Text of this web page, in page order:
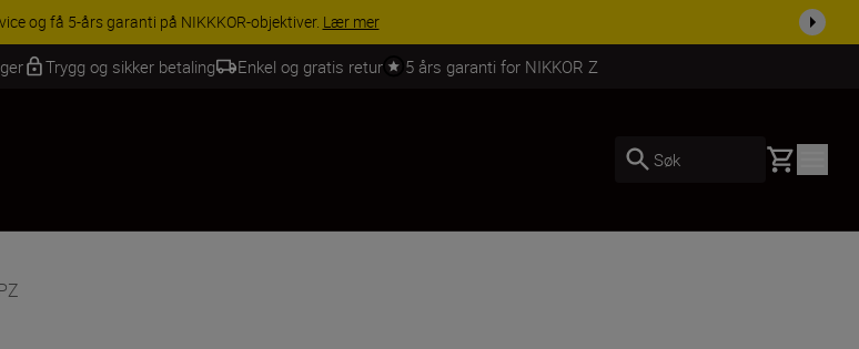
rabatt på utvalgt tilbehør, gjør fotoutstyret komplett i dag.
Trygg og sikker betaling Enkel og gratis retur 5 års garanti for NIKKOR Z
Søk Basket